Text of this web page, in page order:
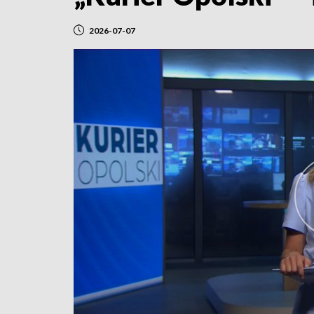
2026-07-07